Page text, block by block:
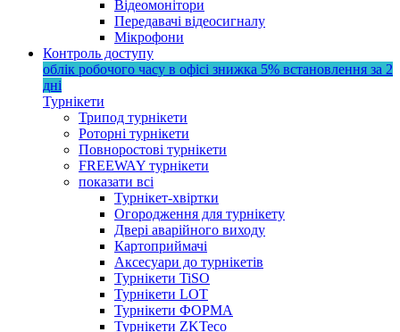
Відеомонітори
Передавачі відеосигналу
Мікрофони
Контроль доступу
облік робочого часу в офісі знижка 5% встановлення за 2
дні
Турнікети
Трипод турнікети
Роторні турнікети
Повноростові турнікети
FREEWAY турнікети
показати всі
Турнікет-хвіртки
Огородження для турнікету
Двері аварійного виходу
Картоприймачі
Аксесуари до турнікетів
Турнікети TiSO
Турнікети LOT
Турнікети ФОРМА
Турнікети ZKTeco